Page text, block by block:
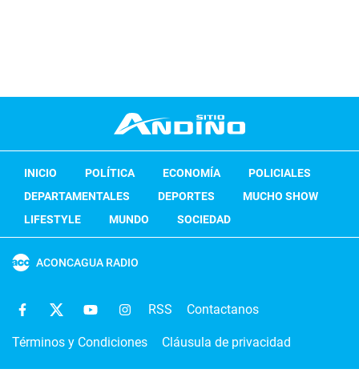
INICIO POLÍTICA ECONOMÍA
POLICIALES
DEPARTAMENTALES
DEPORTES
MUCHO SHOW
LIFESTYLE
MUNDO SOCIEDAD
ACONCAGUA RADIO
RSS Contactanos
Términos y Condiciones Cláusula de privacidad